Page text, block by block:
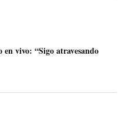
vivo: “Sigo atravesando